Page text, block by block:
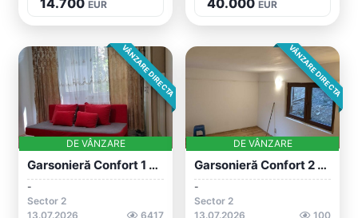
EUR EUR
VÂNZARE DIRECTA
DE VÂNZARE
Garsonieră Confort 1 Teiul Doamnei
-
Sector 2
13.07.2026
6417
VÂNZARE DIRECTA
DE VÂNZARE
Garsonieră Confort 2 Colentina
-
Sector 2
13.07.2026
100